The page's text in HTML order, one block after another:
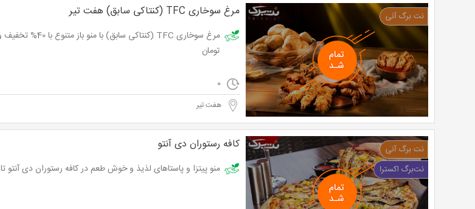
مرغ سوخاری TFC (کنتاکی سابق) هفت تیر
تومان
0
هفت تیر
کافه رستوران دی آنتو
منو پیتزا و پاستاهای لذیذ و خوش طعم در کافه رستوران دی آنتو تا 40% تخفیف و پرداخت از 19,200 تومان